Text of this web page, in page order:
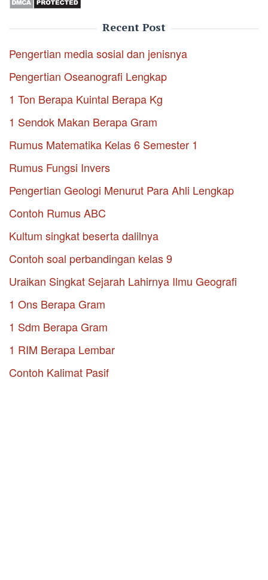
Recent Post
Pengertian media sosial dan jenisnya
Pengertian Oseanografi Lengkap
1 Ton Berapa Kuintal Berapa Kg
1 Sendok Makan Berapa Gram
Rumus Matematika Kelas 6 Semester 1
Rumus Fungsi Invers
Pengertian Geologi Menurut Para Ahli Lengkap
Contoh Rumus ABC
Kultum singkat beserta dalilnya
Contoh soal perbandingan kelas 9
Uraikan Singkat Sejarah Lahirnya Ilmu Geografi
1 Ons Berapa Gram
1 Sdm Berapa Gram
1 RIM Berapa Lembar
Contoh Kalimat Pasif